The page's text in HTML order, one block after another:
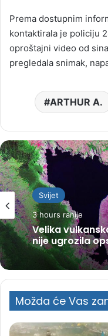
Prema dostupnim
kontaktirala je policiju
oproštajni video od
pregledala snimak,
ARTHUR A.
Svijet
3 hours ranije
Velika
nije ugrozila
Možda će Vas